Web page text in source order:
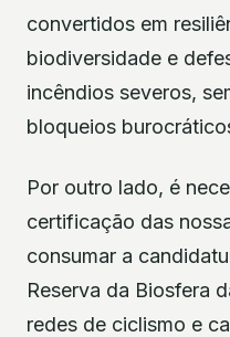
convertidos em
biodiversidade e
incêndios severos,
bloqueios
Por outro lado, é
certificação das
consumar a
Reserva da Biosfera
redes de ciclismo e